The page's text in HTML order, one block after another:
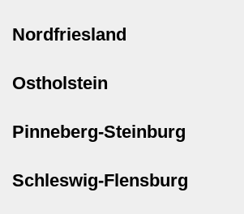
Nordfriesland
Ostholstein
Pinneberg-Steinburg
Schleswig-Flensburg